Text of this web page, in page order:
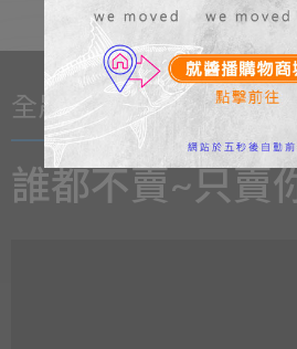
全晟影集
誰都不賣~只賣